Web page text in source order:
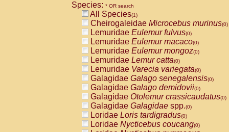
Species: * OR search
All Species(1)
Cheirogaleidae Microcebus murinus(0)
Lemuridae Eulemur fulvus(0)
Lemuridae Eulemur macaco(0)
Lemuridae Eulemur mongoz(0)
Lemuridae Lemur catta(0)
Lemuridae Varecia variegata(0)
Galagidae Galago senegalensis(0)
Galagidae Galago demidovii(0)
Galagidae Otolemur crassicaudatus(0)
Galagidae Galagidae spp.(0)
Loridae Loris tardigradus(0)
Loridae Nycticebus coucang(0)